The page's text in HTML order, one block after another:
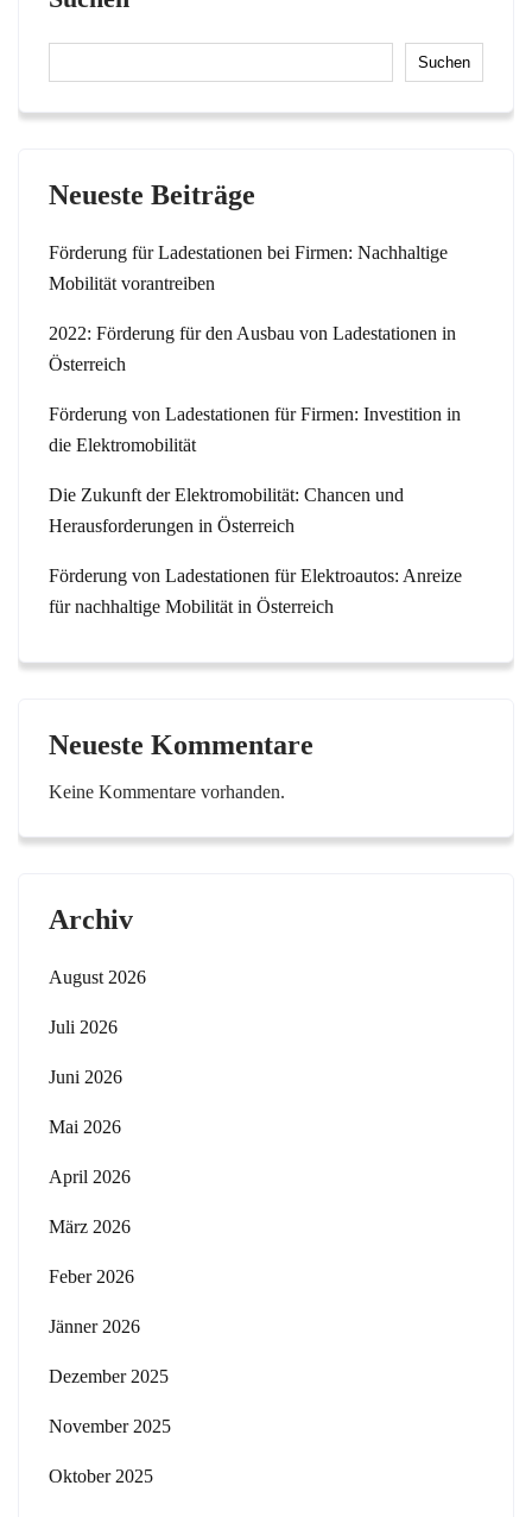
Suchen
Neueste Beiträge
Förderung für Ladestationen bei Firmen: Nachhaltige
Mobilität vorantreiben
2022: Förderung für den Ausbau von Ladestationen in
Österreich
Förderung von Ladestationen für Firmen: Investition in
die Elektromobilität
Die Zukunft der Elektromobilität: Chancen und
Herausforderungen in Österreich
Förderung von Ladestationen für Elektroautos: Anreize
für nachhaltige Mobilität in Österreich
Neueste Kommentare
Keine Kommentare vorhanden.
Archiv
August 2026
Juli 2026
Juni 2026
Mai 2026
April 2026
März 2026
Feber 2026
Jänner 2026
Dezember 2025
November 2025
Oktober 2025